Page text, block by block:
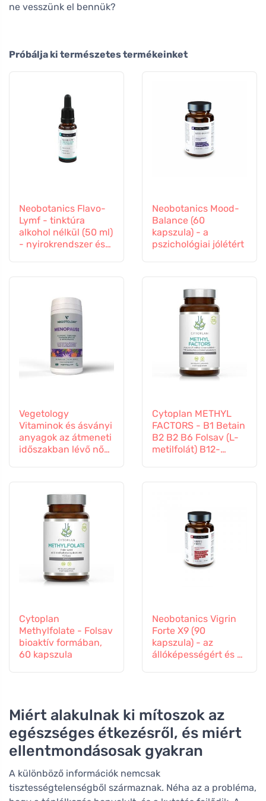
ne vesszünk el bennük?
Próbálja ki természetes termékeinket
Neobotanics Flavo-
Lymf - tinktúra
alkohol nélkül (50 ml)
- nyirokrendszer és
Neobotanics Mood-
Balance (60
kapszula) - a
pszichológiai jólétért
Vegetology
Vitaminok és ásványi
anyagok az átmeneti
időszakban lévő nők
Cytoplan METHYL
FACTORS - B1 Betain
B2 B2 B6 Folsav (L-
metilfolát) B12-
Cytoplan
Methylfolate - Folsav
bioaktív formában,
60 kapszula
Neobotanics Vigrin
Forte X9 (90
kapszula) - az
állóképességért és a
Miért alakulnak ki mítoszok az
egészséges étkezésről, és miért
ellentmondásosak gyakran
A különböző információk nemcsak
tisztességtelenségből származnak. Néha az a probléma,